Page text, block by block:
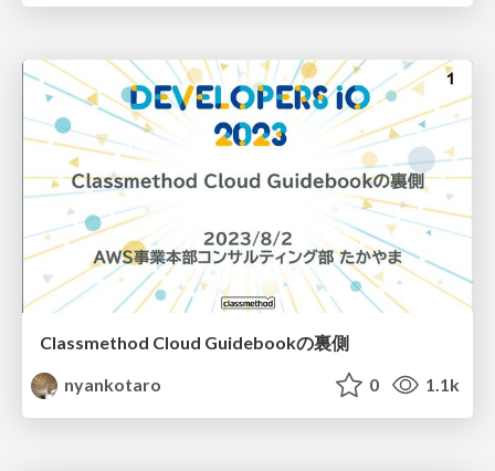
Classmethod Cloud Guidebookの裏側
nyankotaro
0 1.1k